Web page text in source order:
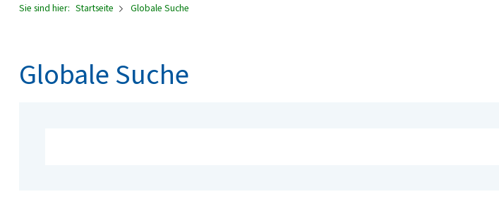
Sie sind hier: Startseite Globale Suche
Globale Suche